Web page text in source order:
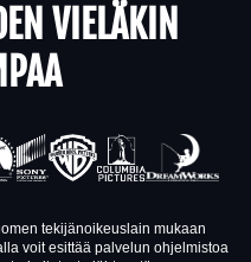
VIELÄKIN
tekijänoikeuslain mukaan
voit esittää palvelun ohjelmistoa